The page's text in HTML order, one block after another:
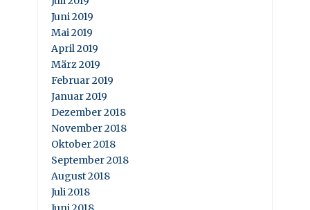
Juni 2019
Mai 2019
April 2019
März 2019
Februar 2019
Januar 2019
Dezember 2018
November 2018
Oktober 2018
September 2018
August 2018
Juli 2018